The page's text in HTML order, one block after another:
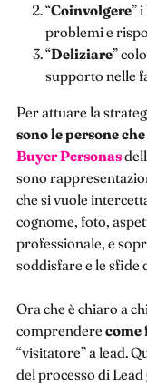
“Coinvolgere”
problemi e
“Deliziare”
supporto nelle
Per attuare la
sono le persone
Buyer Personas
sono
che si vuole
cognome, foto,
professionale, e
soddisfare e le sfide
Ora che è chiaro a
comprendere come
“visitatore” a lead.
del processo di